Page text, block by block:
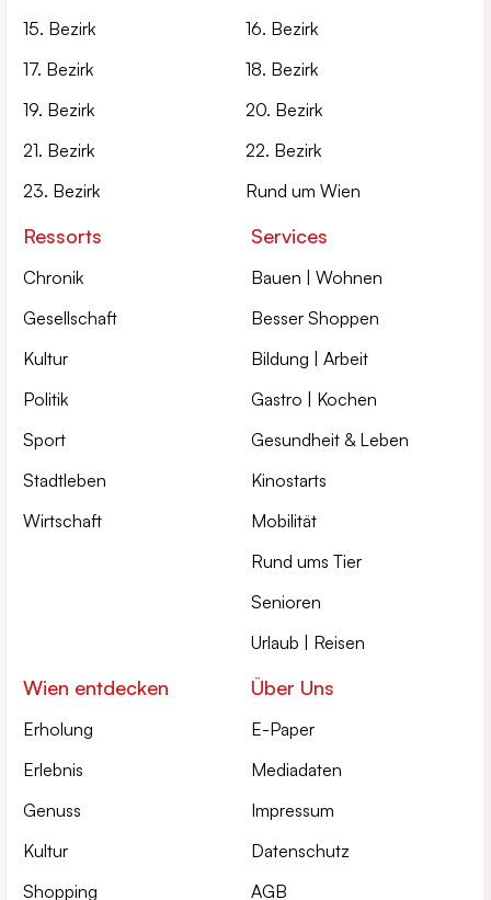
15. Bezirk
16. Bezirk
17. Bezirk
18. Bezirk
19. Bezirk
20. Bezirk
21. Bezirk
22. Bezirk
23. Bezirk
Rund um Wien
Ressorts
Chronik
Gesellschaft
Kultur
Politik
Sport
Stadtleben
Wirtschaft
Services
Bauen | Wohnen
Besser Shoppen
Bildung | Arbeit
Gastro | Kochen
Gesundheit & Leben
Kinostarts
Mobilität
Rund ums Tier
Senioren
Urlaub | Reisen
Wien entdecken
Erholung
Erlebnis
Genuss
Kultur
Shopping
Über Uns
E-Paper
Mediadaten
Impressum
Datenschutz
AGB